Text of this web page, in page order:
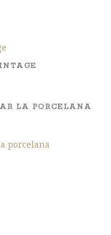
LA PORCELANA
porcelana